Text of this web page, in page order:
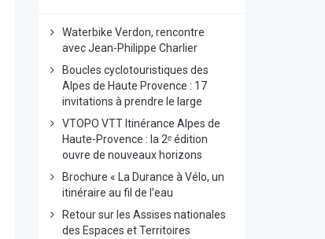
Waterbike Verdon, rencontre
avec Jean-Philippe Charlier
Boucles cyclotouristiques des
Alpes de Haute Provence : 17
invitations à prendre le large
VTOPO VTT Itinérance Alpes de
Haute-Provence : la 2ᵉ édition
ouvre de nouveaux horizons
Brochure « La Durance à Vélo, un
itinéraire au fil de l’eau
Retour sur les Assises nationales
des Espaces et Territoires